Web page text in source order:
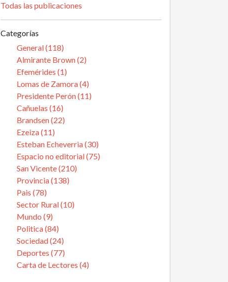
Todas las publicaciones
Categorías
General (118)
Almirante Brown (2)
Efemérides (1)
Lomas de Zamora (4)
Presidente Perón (11)
Cañuelas (16)
Brandsen (22)
Ezeiza (11)
Esteban Echeverria (30)
Espacio no editorial (75)
San Vicente (210)
Provincia (138)
Pais (78)
Sector Rural (10)
Mundo (9)
Politica (84)
Sociedad (24)
Deportes (77)
Carta de Lectores (4)